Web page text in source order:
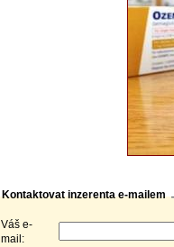
Kontaktovat inzerenta e-mailem
Váš e-
mail: